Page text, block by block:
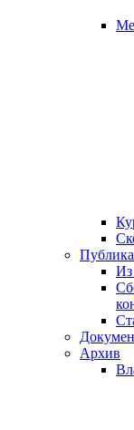
Архив